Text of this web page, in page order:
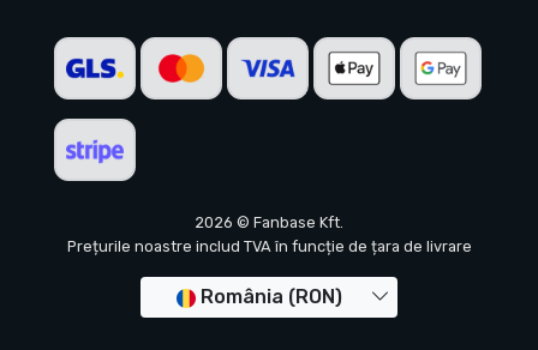
2026 © Fanbase Kft.
Prețurile noastre includ TVA în funcție de țara de livrare
România (RON)